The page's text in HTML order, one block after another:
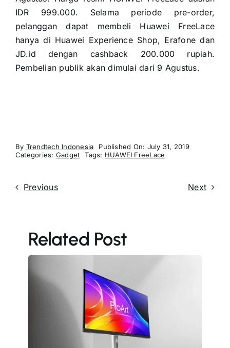
IDR 999.000. Selama periode pre-order,
pelanggan dapat membeli Huawei FreeLace
hanya di Huawei Experience Shop, Erafone dan
JD.id dengan cashback 200.000 rupiah.
Pembelian publik akan dimulai dari 9 Agustus.
By Trendtech Indonesia
Published On: July 31, 2019
Categories: Gadget Tags: HUAWEI FreeLace
Previous Next
Related Post